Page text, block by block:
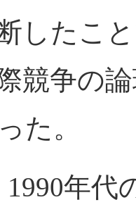
したこ
競争の
た。
1990年代